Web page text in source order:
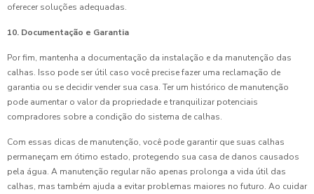
oferecer soluções adequadas.
10. Documentação e Garantia
Por fim, mantenha a documentação da instalação e da manutenção das
calhas. Isso pode ser útil caso você precise fazer uma reclamação de
garantia ou se decidir vender sua casa. Ter um histórico de manutenção
pode aumentar o valor da propriedade e tranquilizar potenciais
compradores sobre a condição do sistema de calhas.
Com essas dicas de manutenção, você pode garantir que suas calhas
permaneçam em ótimo estado, protegendo sua casa de danos causados
pela água. A manutenção regular não apenas prolonga a vida útil das
calhas, mas também ajuda a evitar problemas maiores no futuro. Ao cuidar